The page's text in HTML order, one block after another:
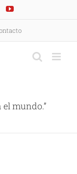
YouTube
el mundo.”